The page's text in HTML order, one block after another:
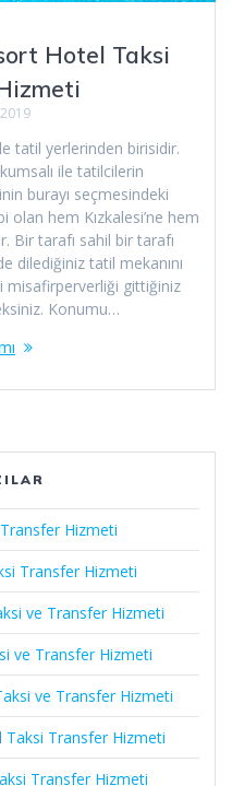
Hotel Taksi
tatil yerlerinden birisidir.
ile tatilcilerin
burayı seçmesindeki
hem Kızkalesi’ne hem
Bir tarafı sahil bir tarafı
dilediğiniz tatil mekanını
misafirperverliği gittiğiniz
Konumu…
Hizmeti
Transfer Hizmeti
ve Transfer Hizmeti
ve Transfer Hizmeti
ve Transfer Hizmeti
Transfer Hizmeti
Transfer Hizmeti